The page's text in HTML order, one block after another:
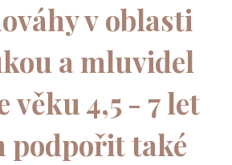
v oblasti
a mluvidel
věku 4,5 - 7 let
podpořit také